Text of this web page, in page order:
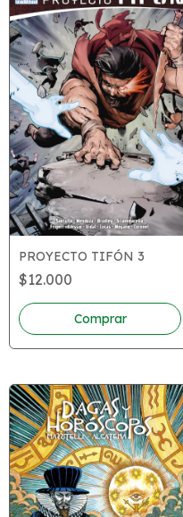
PROYECTO TIFÓN 3
$12.000